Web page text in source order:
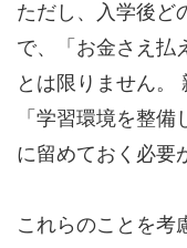
ただし、入学後ど
で、「お金さえ払
とは限りません。
「学習環境を整
に留めておく必要
これらのことを考